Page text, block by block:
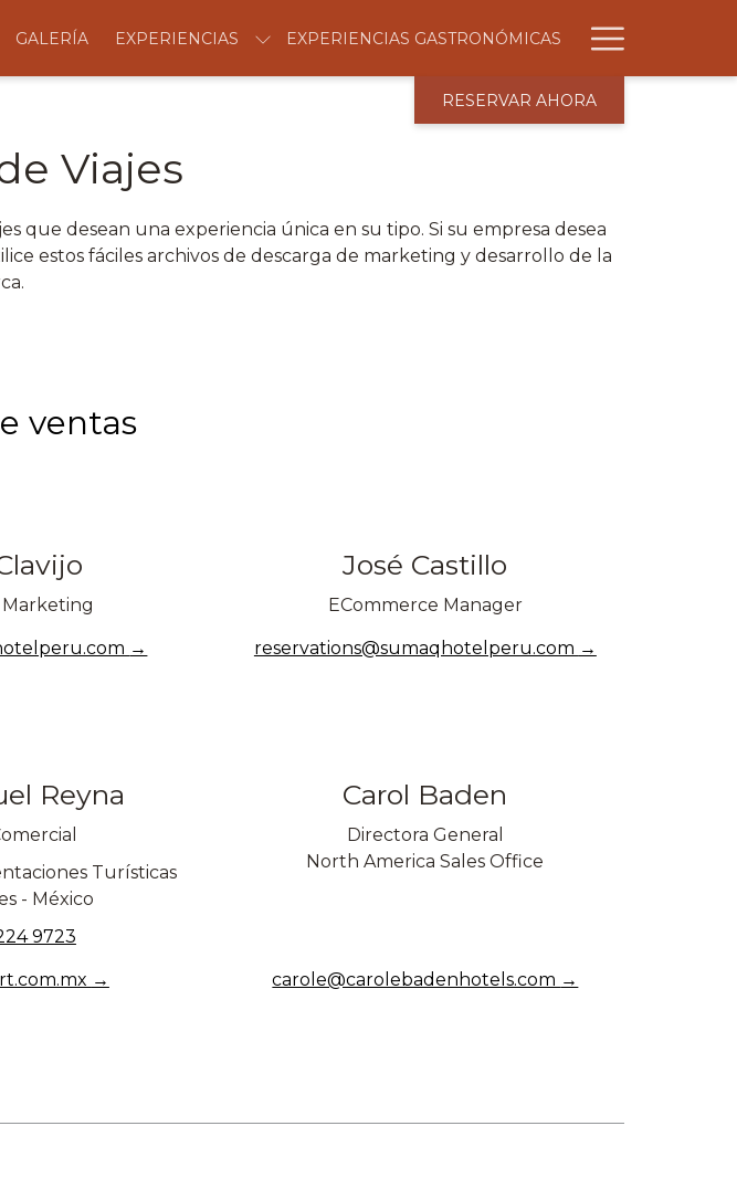
GALERÍA EXPERIENCIAS EXPERIENCIAS GASTRONÓMICAS
Menu
RESERVAR AHORA
Viajes
que desean una experiencia única en su tipo. Si su empresa desea
estos fáciles archivos de descarga de marketing y desarrollo de la
ventas
José Castillo
ECommerce Manager
reservations@sumaqhotelperu.com
Reyna
Turísticas
- México
9723
Carol Baden
Directora General
North America Sales Office
carole@carolebadenhotels.com